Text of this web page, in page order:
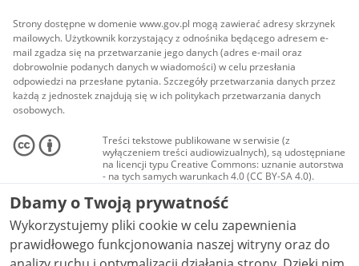
Strony dostępne w domenie www.gov.pl mogą zawierać adresy skrzynek
mailowych. Użytkownik korzystający z odnośnika będącego adresem e-
mail zgadza się na przetwarzanie jego danych (adres e-mail oraz
dobrowolnie podanych danych w wiadomości) w celu przesłania
odpowiedzi na przesłane pytania. Szczegóły przetwarzania danych przez
każdą z jednostek znajdują się w ich politykach przetwarzania danych
osobowych.
Treści tekstowe publikowane w serwisie (z
wyłączeniem treści audiowizualnych), są udostępniane
na licencji typu Creative Commons: uznanie autorstwa
- na tych samych warunkach 4.0 (CC BY-SA 4.0).
Materiały audiowizualne, w tym zdjęcia, materiały
audio i wideo, są udostępniane na licencji typu
Creative Commons: uznanie autorstwa użycie
niekomercyjne - bez utworów zależnych 4.0 (CC BY-
NC-ND 4.0), o ile nie jest to stwierdzone inaczej.
Dbamy o Twoją prywatność
Wykorzystujemy pliki cookie w celu zapewnienia
prawidłowego funkcjonowania naszej witryny oraz do